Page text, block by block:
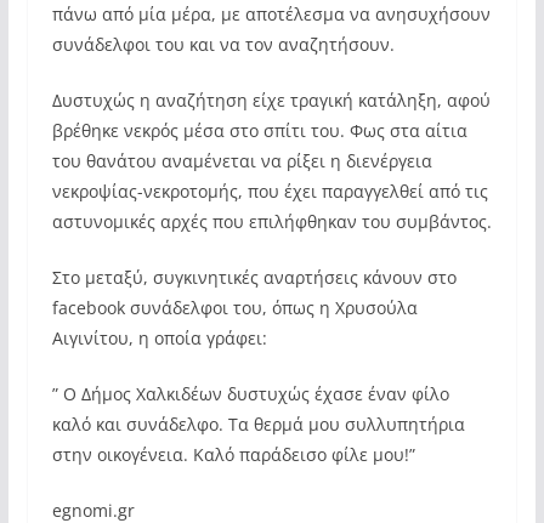
πάνω από μία μέρα, με αποτέλεσμα να ανησυχήσουν
συνάδελφοι του και να τον αναζητήσουν.
Δυστυχώς η αναζήτηση είχε τραγική κατάληξη, αφού
βρέθηκε νεκρός μέσα στο σπίτι του. Φως στα αίτια
του θανάτου αναμένεται να ρίξει η διενέργεια
νεκροψίας-νεκροτομής, που έχει παραγγελθεί από τις
αστυνομικές αρχές που επιλήφθηκαν του συμβάντος.
Στο μεταξύ, συγκινητικές αναρτήσεις κάνουν στο
facebook συνάδελφοι του, όπως η Χρυσούλα
Αιγινίτου, η οποία γράφει:
” Ο Δήμος Χαλκιδέων δυστυχώς έχασε έναν φίλο
καλό και συνάδελφο. Τα θερμά μου συλλυπητήρια
στην οικογένεια. Καλό παράδεισο φίλε μου!”
egnomi.gr